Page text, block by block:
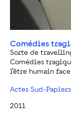
Comédies
Sorte de
Comédies
l’être humain
Actes Sud-Papiers
2011